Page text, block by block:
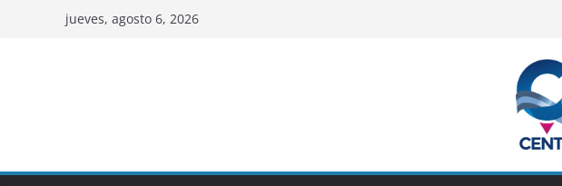
jueves, agosto 6, 2026